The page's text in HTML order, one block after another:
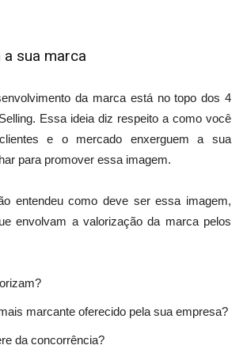
a sua marca
da marca está no topo dos 4
Essa ideia diz respeito a como você
e o mercado enxerguem a sua
para promover essa imagem.
entendeu como deve ser essa imagem,
envolvam a valorização da marca pelos
marcante oferecido pela sua empresa?
da concorrência?